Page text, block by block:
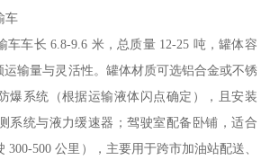
车​
车车长 6.8-9.6 米，总质量 12-25 吨，罐体容
运输量与灵活性。罐体材质可选铝合金或不锈
爆系统（根据运输液体闪点确定），且安装
系统与液力缓速器；驾驶室配备卧铺，适合
300-500 公里），主要用于跨市加油站配送、